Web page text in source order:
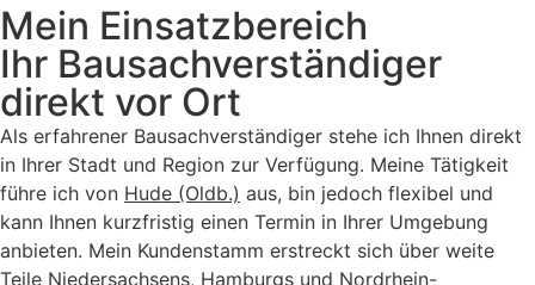
Mein Einsatzbereich
Ihr Bausachverständiger
direkt vor Ort
Als erfahrener Bausachverständiger stehe ich Ihnen direkt
in Ihrer Stadt und Region zur Verfügung. Meine Tätigkeit
führe ich von Hude (Oldb.) aus, bin jedoch flexibel und
kann Ihnen kurzfristig einen Termin in Ihrer Umgebung
anbieten. Mein Kundenstamm erstreckt sich über weite
Teile Niedersachsens, Hamburgs und Nordrhein-